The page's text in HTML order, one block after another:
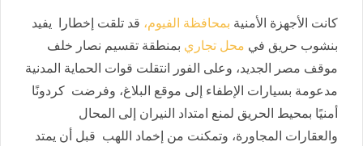
كانت الأجهزة الأمنية بمحافظة الفيوم، قد تلقت إخطارا يفيد
بنشوب حريق في محل تجاري بمنطقة تقسيم نصار خلف
موقف مصر الجديد، وعلى الفور انتقلت قوات الحماية المدنية
مدعومة بسيارات الإطفاء إلى موقع البلاغ، وفرضت كردونًا
أمنيًا بمحيط الحريق لمنع امتداد النيران إلى المحال
والعقارات المجاورة، وتمكنت من إخماد اللهب قبل أن يمتد